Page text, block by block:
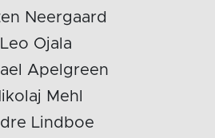
Neergaard
Leo Ojala
Apelgreen
Mehl
Lindboe